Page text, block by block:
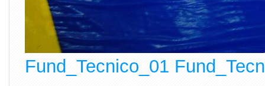
Fund_Tecnico_01